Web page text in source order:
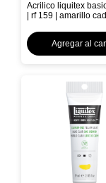
Acrilico liquitex
| rf 159 | amarillo
Agregar al